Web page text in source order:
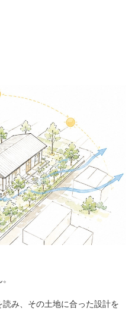
み、その土地に合った設計を